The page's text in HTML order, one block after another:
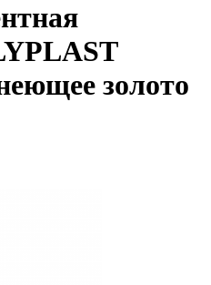
золото